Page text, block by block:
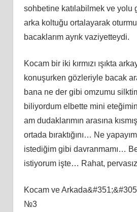
sohbetine katılabilmek ve yolu
arka koltuğu ortalayarak
bacaklarım ayrık vaziyetteydi.
Kocam bir iki kırmızı ışıkta
konuşurken gözleriyle bacak
bana ne der gibi omzumu
biliyordum elbette mini eteğimin
am dudaklarımın arasına
ortada bıraktığını… Ne
istediğim gibi davranmamı…
istiyorum işte… Rahat,
Kocam ve
№3